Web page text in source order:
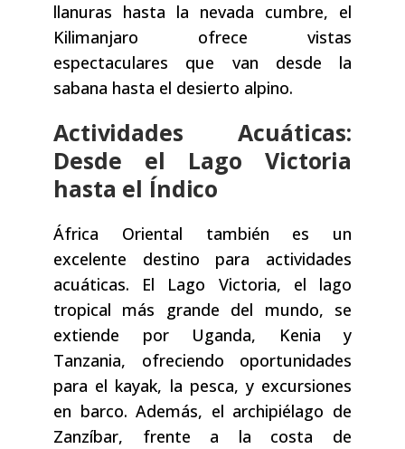
llanuras hasta la nevada cumbre, el
Kilimanjaro ofrece vistas
espectaculares que van desde la
sabana hasta el desierto alpino.
Actividades Acuáticas:
Desde el Lago Victoria
hasta el Índico
África Oriental también es un
excelente destino para actividades
acuáticas. El Lago Victoria, el lago
tropical más grande del mundo, se
extiende por Uganda, Kenia y
Tanzania, ofreciendo oportunidades
para el kayak, la pesca, y excursiones
en barco. Además, el archipiélago de
Zanzíbar, frente a la costa de